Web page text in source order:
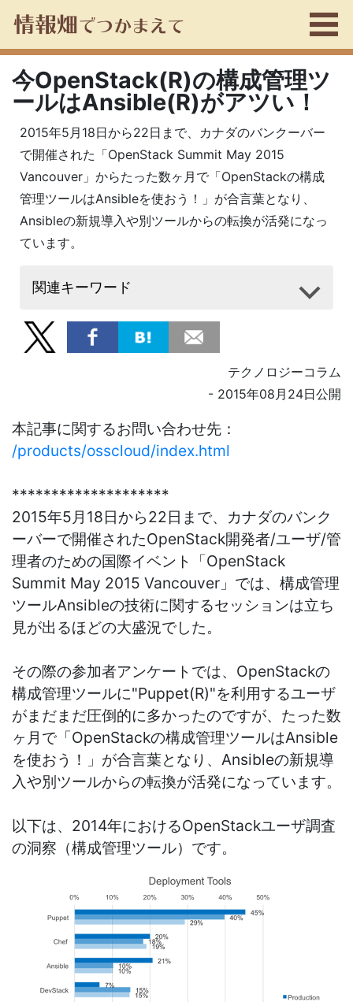
今OpenStack(R)の構成管理ツ
ールはAnsible(R)がアツい！
2015年5月18日から22日まで、カナダのバンクーバー
で開催された「OpenStack Summit May 2015
Vancouver」からたった数ヶ月で「OpenStackの構成
管理ツールはAnsibleを使おう！」が合言葉となり、
Ansibleの新規導入や別ツールからの転換が活発になっ
ています。
関連キーワード
テクノロジーコラム
- 2015年08月24日公開
本記事に関するお問い合わせ先：
/products/osscloud/index.html
********************
2015年5月18日から22日まで、カナダのバンク
ーバーで開催されたOpenStack開発者/ユーザ/管
理者のための国際イベント「OpenStack
Summit May 2015 Vancouver」では、構成管理
ツールAnsibleの技術に関するセッションは立ち
見が出るほどの大盛況でした。
その際の参加者アンケートでは、OpenStackの
構成管理ツールに"Puppet(R)"を利用するユーザ
がまだまだ圧倒的に多かったのですが、たった数
ヶ月で「OpenStackの構成管理ツールはAnsible
を使おう！」が合言葉となり、Ansibleの新規導
入や別ツールからの転換が活発になっています。
以下は、2014年におけるOpenStackユーザ調査
の洞察（構成管理ツール）です。